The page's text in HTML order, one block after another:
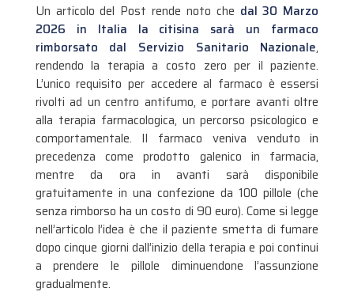
Un articolo del Post rende noto che dal 30 Marzo
2026 in Italia la citisina sarà un farmaco
rimborsato dal Servizio Sanitario Nazionale,
rendendo la terapia a costo zero per il paziente.
L’unico requisito per accedere al farmaco è essersi
rivolti ad un centro antifumo, e portare avanti oltre
alla terapia farmacologica, un percorso psicologico e
comportamentale. Il farmaco veniva venduto in
precedenza come prodotto galenico in farmacia,
mentre da ora in avanti sarà disponibile
gratuitamente in una confezione da 100 pillole (che
senza rimborso ha un costo di 90 euro). Come si legge
nell’articolo l’idea è che il paziente smetta di fumare
dopo cinque giorni dall’inizio della terapia e poi continui
a prendere le pillole diminuendone l’assunzione
gradualmente.